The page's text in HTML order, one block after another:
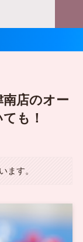
店のオー
も！
ます。